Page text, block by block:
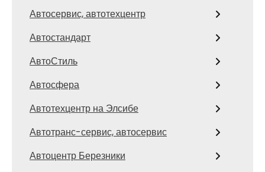
Автосервис, автотехцентр
Автостандарт
АвтоСтиль
Автосфера
Автотехцентр на Элсибе
Автотранс-сервис, автосервис
Автоцентр Березники